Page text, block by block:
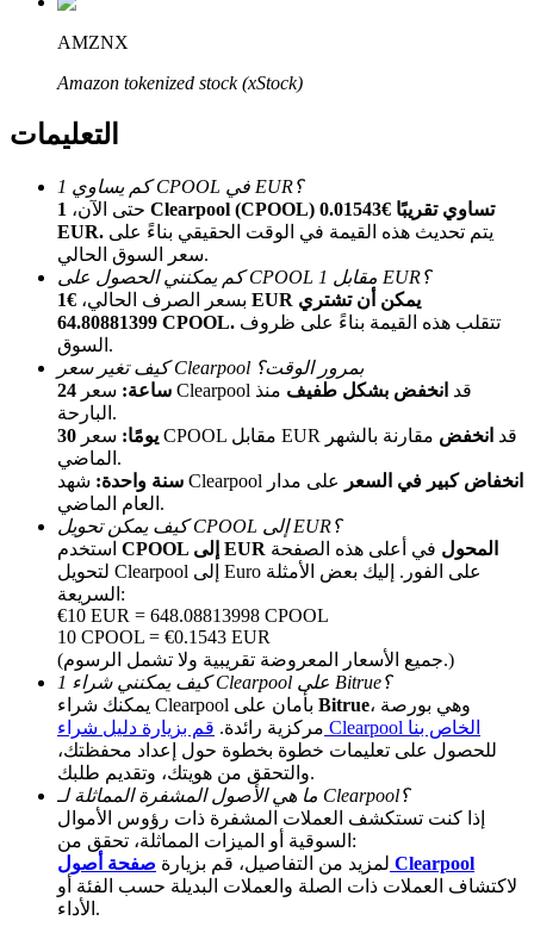
شركاء Bitrue
الإحالة
قم بدعوة صديق لتحصل على مكافآت نقدية
Deposit CASHCAT & Win
Deposit CASHCAT & Win
Share 500000 CASHCAT prize pool
Exclusive for BitMart Users
AMZNX
Amazon tokenized stock (xStock)
التعليمات
كم يساوي 1 CPOOL في EUR؟
حتى الآن، 1 Clearpool (CPOOL) تساوي تقريبًا €0.01543
EUR.
سعر السوق الحالي.
كم يمكنني الحصول على CPOOL مقابل 1 EUR؟
بسعر الصرف الحالي،
€1 EUR يمكن أن تشتري
64.80881399 CPOOL.
السوق.
كيف تغير سعر Clearpool بمرور الوقت؟
24 ساعة:
سعر Clearpool قد انخفض بشكل طفيف منذ
البارحة.
30 يومًا:
سعر CPOOL مقابل EUR قد انخفض مقارنة بالشهر
الماضي.
سنة واحدة: شهد Clearpool انخفاض كبير في السعر
على مدار
العام الماضي.
كيف يمكن تحويل CPOOL إلى EUR؟
CPOOL إلى EUR المحول في أعلى هذه الصفحة
لتحويل Clearpool إلى Euro على الفور. إليك بعض الأمثلة
السريعة:
€10 EUR = 648.08813998 CPOOL
10 CPOOL = €0.1543 EUR
(جميع الأسعار المعروضة تقريبية ولا تشمل الرسوم.)
كيف يمكنني شراء 1 Clearpool على Bitrue؟
Bitrue، وهي بورصة
مركزية رائدة.
قم بزيارة دليل شراء Clearpool الخاص بنا
للحصول على تعليمات خطوة بخطوة حول إعداد محفظتك،
والتحقق من هويتك، وتقديم طلبك.
ما هي الأصول المشفرة المماثلة لـ Clearpool؟
إذا كنت تستكشف العملات المشفرة ذات رؤوس الأموال
السوقية أو الميزات المماثلة، تحقق من:
لمزيد من التفاصيل، قم بزيارة صفحة أصول Clearpool
لاكتشاف العملات ذات الصلة والعملات البديلة حسب الفئة أو
الأداء.